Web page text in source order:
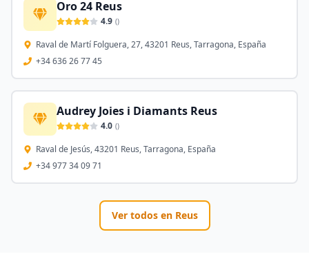
Oro 24 Reus
4.9 ()
Raval de Martí Folguera, 27, 43201 Reus, Tarragona, España
+34 636 26 77 45
Audrey Joies i Diamants Reus
4.0 ()
Raval de Jesús, 43201 Reus, Tarragona, España
+34 977 34 09 71
Ver todos en Reus